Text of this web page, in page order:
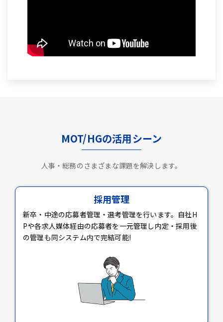
MOT/HGの活用シーン
人事・総務のさまざまな課題を解決します。
採用管理
新卒・中途の応募者管理・選考管理を行います。自社H
Pや各求人媒体経由の応募者を一元管理し内定・採用後
の管理も同システム内で完結可能!